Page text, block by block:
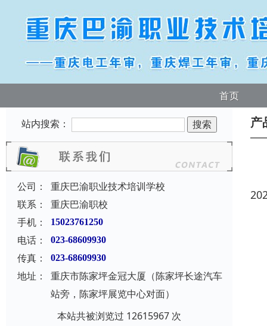
首页
站内搜索：
公司：
重庆巴渝职业技术培训学校
联系：
重庆巴渝职校
手机：
15023761250
电话： 023-68609930
传真： 023-68609930
地址：
重庆市陈家坪金冠大厦（陈家坪长途汽车
站旁，陈家坪展览中心对面）
本站共被浏览过 12615967 次
产